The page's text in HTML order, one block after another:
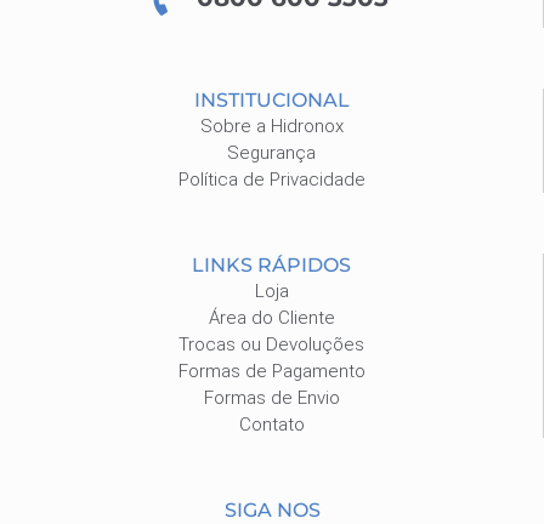
INSTITUCIONAL
Sobre a Hidronox
Segurança
Política de Privacidade
LINKS RÁPIDOS
Loja
Área do Cliente
Trocas ou Devoluções
Formas de Pagamento
Formas de Envio
Contato
SIGA NOS